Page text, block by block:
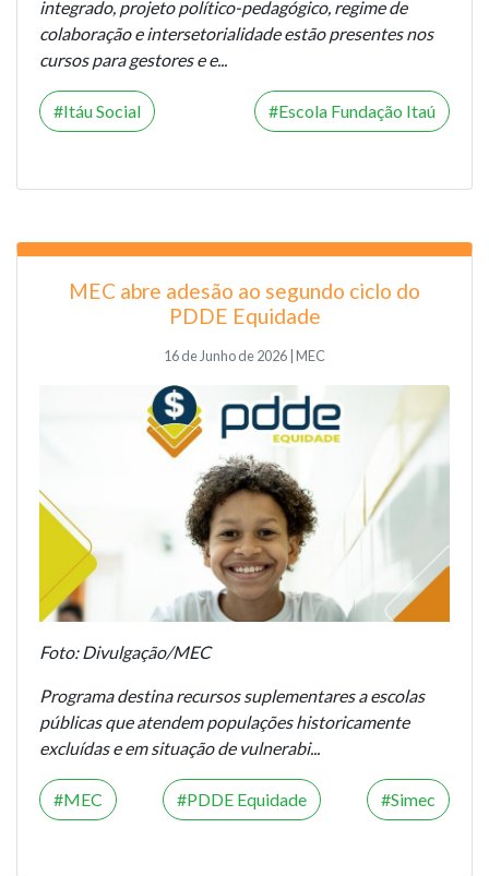
integrado, projeto político-pedagógico, regime de
colaboração e intersetorialidade estão presentes nos
cursos para gestores e e...
Itáu Social Escola Fundação Itaú
MEC abre adesão ao segundo ciclo do
PDDE Equidade
16 de Junho de 2026 | MEC
Foto: Divulgação/MEC
Programa destina recursos suplementares a escolas
públicas que atendem populações historicamente
excluídas e em situação de vulnerabi...
MEC PDDE Equidade Simec